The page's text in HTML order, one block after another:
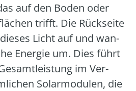
auf den Boden oder
trifft. Die Rück­sei­te
Licht auf und wan­
Ener­gie um. Dies führt
im Ver­
Solar­mo­du­len, die